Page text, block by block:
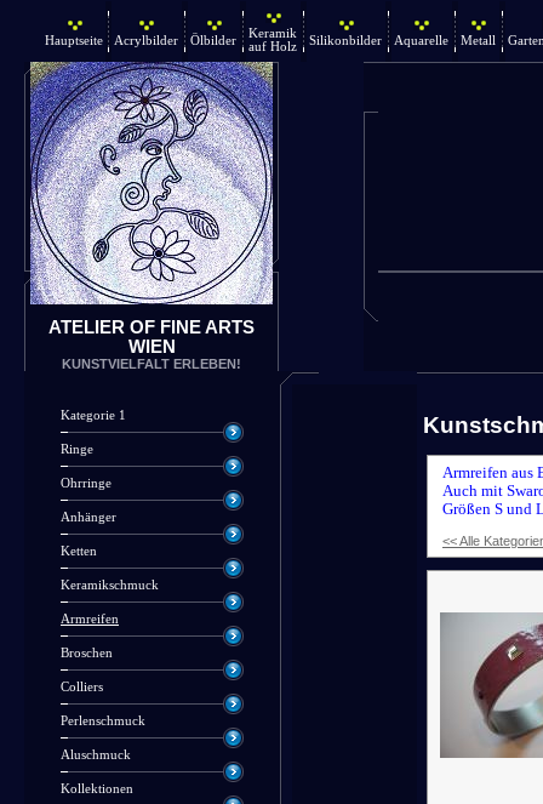
Hauptseite Acrylbilder Ölbilder
Keramik
auf Holz
Silikonbilder Aquarelle Metall
ATELIER OF FINE ARTS
WIEN
KUNSTVIELFALT ERLEBEN!
Kategorie 1
Ringe
Ohrringe
Anhänger
Ketten
Keramikschmuck
Armreifen
Broschen
Colliers
Perlenschmuck
Aluschmuck
Kollektionen
Armreifen aus
Auch mit
Größen S und
<< Alle